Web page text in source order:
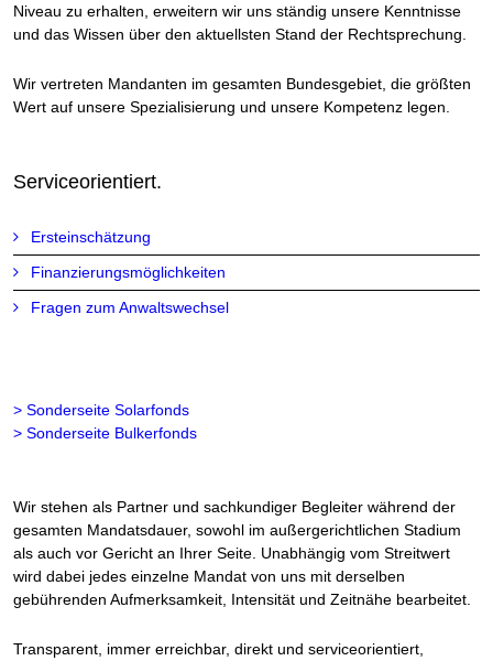
Niveau zu erhalten, erweitern wir uns ständig unsere Kenntnisse
und das Wissen über den aktuellsten Stand der Rechtsprechung.
Wir vertreten Mandanten im gesamten Bundesgebiet, die größten
Wert auf unsere Spezialisierung und unsere Kompetenz legen.
Serviceorientiert.
Ersteinschätzung
Finanzierungsmöglichkeiten
Fragen zum Anwaltswechsel
> Sonderseite Solarfonds
> Sonderseite Bulkerfonds
Wir stehen als Partner und sachkundiger Begleiter während der
gesamten Mandatsdauer, sowohl im außergerichtlichen Stadium
als auch vor Gericht an Ihrer Seite. Unabhängig vom Streitwert
wird dabei jedes einzelne Mandat von uns mit derselben
gebührenden Aufmerksamkeit, Intensität und Zeitnähe bearbeitet.
Transparent, immer erreichbar, direkt und serviceorientiert,